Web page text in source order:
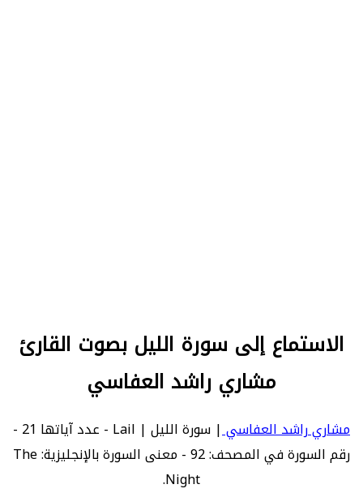
الاستماع إلى سورة الليل بصوت القارئ
مشاري راشد العفاسي
مشاري راشد العفاسي
| سورة الليل | Lail - عدد آياتها 21 -
رقم السورة في المصحف: 92 - معنى السورة بالإنجليزية: The
Night.